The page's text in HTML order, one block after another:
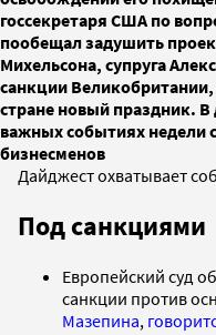
госсекретаря США по
пообещал задушить
Михельсона, супруга
санкции
стране новый праздник.
важных событиях недели
бизнесменов
Дайджест охватывает
Под санкциями
Европейский суд
санкции против
Мазепина,